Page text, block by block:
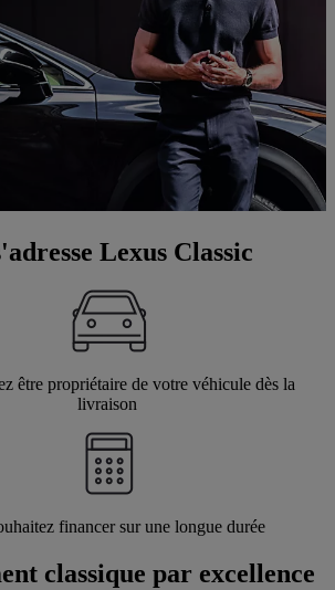
Lexus Classic
être propriétaire de votre véhicule dès la
livraison
financer sur une longue durée
classique par excellence